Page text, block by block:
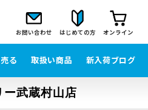
お問い合わせ はじめての方 オンライン
る 取扱い商品 新入荷ブログ
ー武蔵村山店